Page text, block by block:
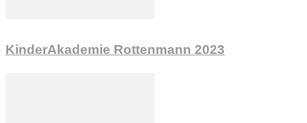
KinderAkademie Rottenmann 2023